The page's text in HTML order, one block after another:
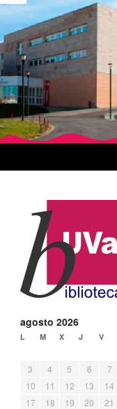
agosto 2026
L M X J V
3
4 5 6 7
10
11 12 13 14
17
18 19 20 21